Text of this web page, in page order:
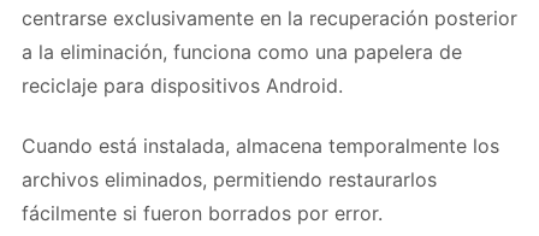
centrarse exclusivamente en la recuperación posterior
a la eliminación, funciona como una papelera de
reciclaje para dispositivos Android.
Cuando está instalada, almacena temporalmente los
archivos eliminados, permitiendo restaurarlos
fácilmente si fueron borrados por error.